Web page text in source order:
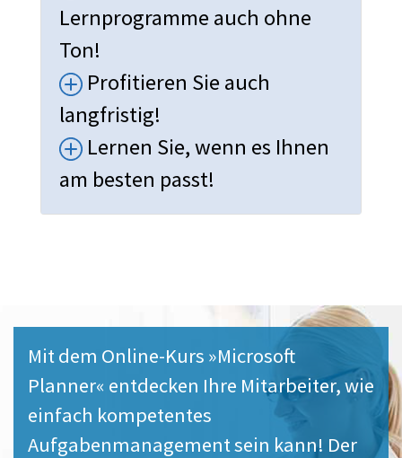
Lernprogramme auch ohne
Ton!
Profitieren Sie auch
langfristig!
Lernen Sie, wenn es Ihnen
am besten passt!
Mit dem Online-Kurs »Microsoft
Planner« entdecken Ihre Mitarbeiter, wie
einfach kompetentes
Aufgabenmanagement sein kann! Der